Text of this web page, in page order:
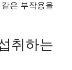
은 부작용을
취하는